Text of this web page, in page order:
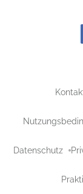
Datenschutz